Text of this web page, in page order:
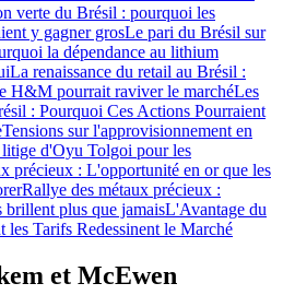
verte du Brésil : pourquoi les
y gagner grosLe pari du Brésil sur
la dépendance au lithium
La renaissance du retail au Brésil :
H&M pourrait raviver le marchéLes
: Pourquoi Ces Actions Pourraient
Tensions sur l'approvisionnement en
litige d'Oyu Tolgoi pour les
précieux : L'opportunité en or que les
Rallye des métaux précieux :
brillent plus que jamaisL'Avantage du
Tarifs Redessinent le Marché
et McEwen